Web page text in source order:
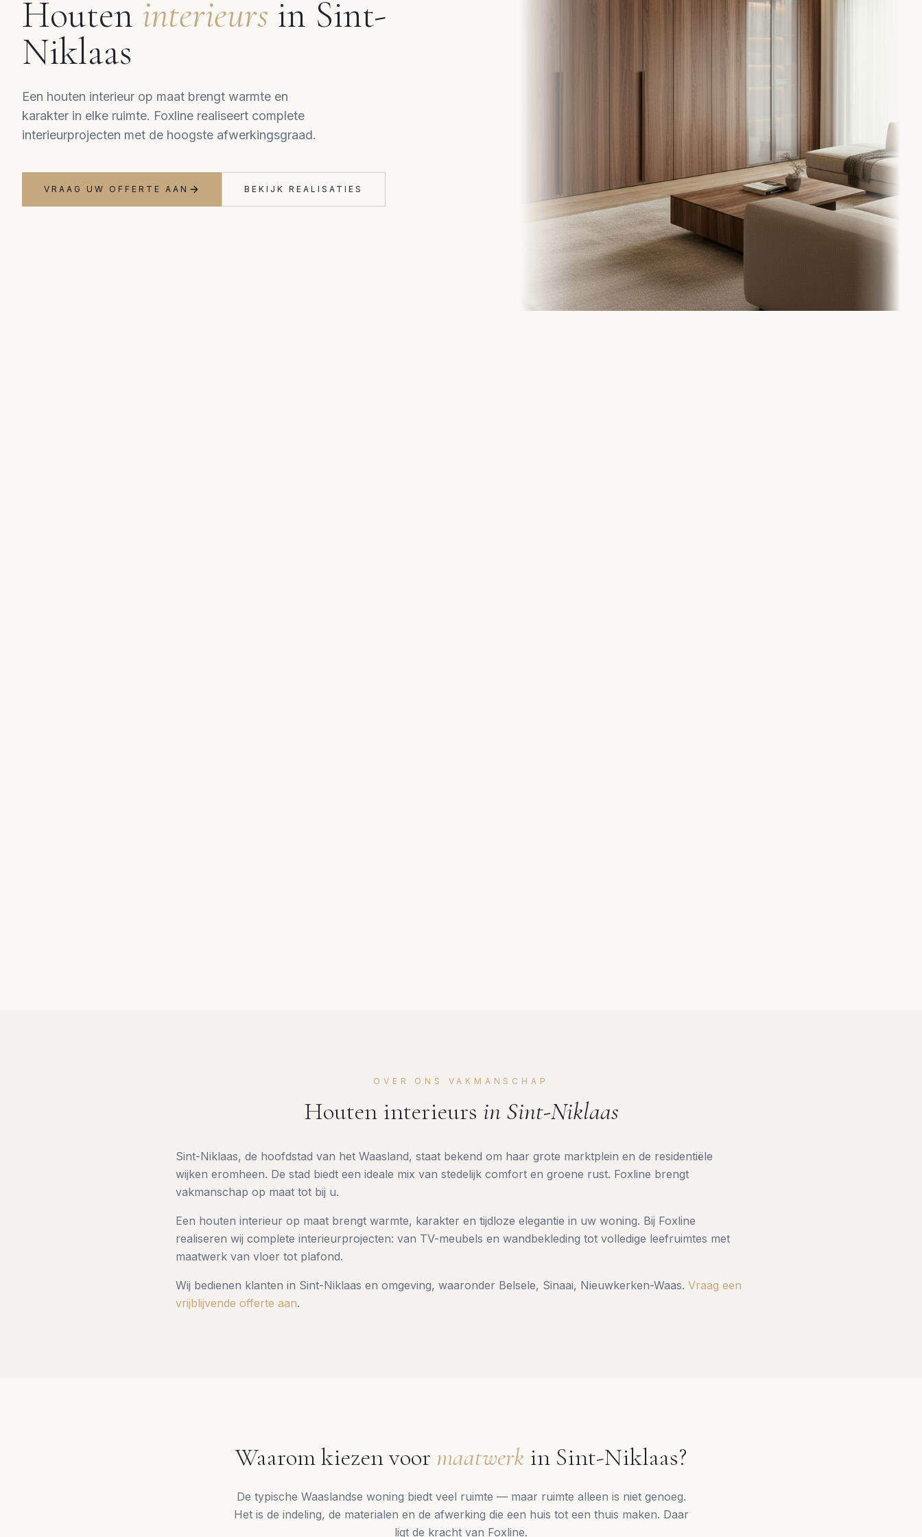
Houten interieurs in Sint-
Niklaas
Een houten interieur op maat brengt warmte en
karakter in elke ruimte. Foxline realiseert complete
interieurprojecten met de hoogste afwerkingsgraad.
VRAAG UW OFFERTE AAN BEKIJK REALISATIES
OVER ONS VAKMANSCHAP
Houten interieurs in Sint-Niklaas
Sint-Niklaas, de hoofdstad van het Waasland, staat bekend om haar grote marktplein en de residentiële
wijken eromheen. De stad biedt een ideale mix van stedelijk comfort en groene rust. Foxline brengt
vakmanschap op maat tot bij u.
Een houten interieur op maat brengt warmte, karakter en tijdloze elegantie in uw woning. Bij Foxline
realiseren wij complete interieurprojecten: van TV-meubels en wandbekleding tot volledige leefruimtes met
maatwerk van vloer tot plafond.
Wij bedienen klanten in Sint-Niklaas en omgeving, waaronder Belsele, Sinaai, Nieuwkerken-Waas. Vraag een
vrijblijvende offerte aan.
Waarom kiezen voor maatwerk in Sint-Niklaas?
De typische Waaslandse woning biedt veel ruimte — maar ruimte alleen is niet genoeg.
Het is de indeling, de materialen en de afwerking die een huis tot een thuis maken. Daar
ligt de kracht van Foxline.